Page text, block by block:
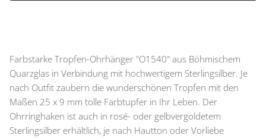
Farbstarke Tropfen-Ohrhänger "O1540" aus Böhmischem
Quarzglas in Verbindung mit hochwertigem Sterlingsilber. Je
nach Outfit zaubern die wunderschönen Tropfen mit den
Maßen 25 x 9 mm tolle Farbtupfer in Ihr Leben. Der
Ohrringhaken ist auch in rosé- oder gelbvergoldetem
Sterlingsilber erhältlich, je nach Hautton oder Vorliebe